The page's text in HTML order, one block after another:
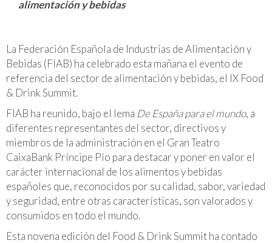
alimentación y bebidas
La Federación Española de Industrias de Alimentación y
Bebidas (FIAB) ha celebrado esta mañana el evento de
referencia del sector de alimentación y bebidas, el IX Food
& Drink Summit.
FIAB ha reunido, bajo el lema De España para el mundo, a
diferentes representantes del sector, directivos y
miembros de la administración en el Gran Teatro
CaixaBank Príncipe Pío para destacar y poner en valor el
carácter internacional de los alimentos y bebidas
españoles que, reconocidos por su calidad, sabor, variedad
y seguridad, entre otras características, son valorados y
consumidos en todo el mundo.
Esta novena edición del Food & Drink Summit ha contado